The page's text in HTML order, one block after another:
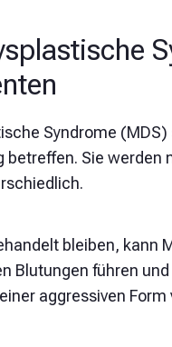
Syndrome
betreffen. Sie
bleiben, kann
Blutungen führen und
aggressiven Form